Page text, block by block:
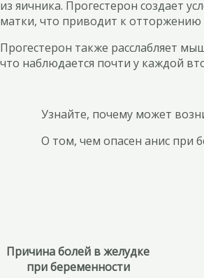
из яичника. Прогестерон создает
матки, что приводит к отторжению
Прогестерон также расслабляет
что наблюдается почти у каждой
Узнайте, почему может
О том, чем опасен анис при
Причина болей в желудке
при беременности